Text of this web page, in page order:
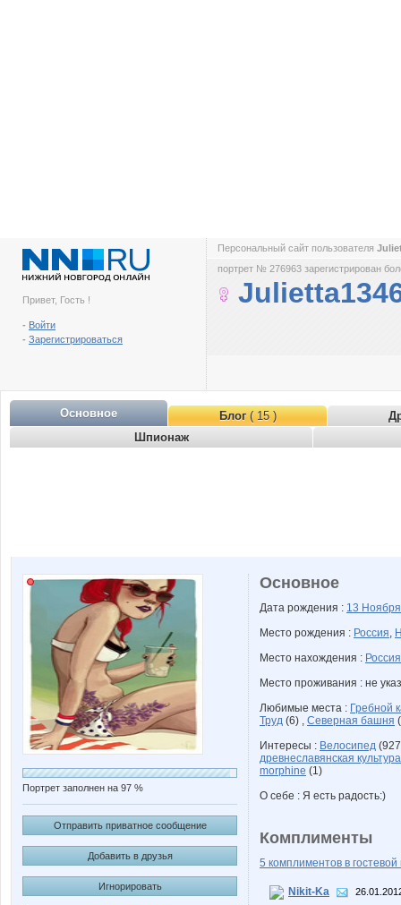
Привет, Гость !
- Войти
- Зарегистрироваться
Персональный сайт пользователя
портрет № 276963 зарегистрирован
Основное Блог( 15 )
Шпионаж
Портрет заполнен на 97 %
Отправить приватное сообщение
Добавить в друзья
Игнорировать
Основное
Дата рождения : 13
Место рождения : Россия,
Место нахождения : Россия
Место проживания : не
Любимые места : Гребной
Труд (6) , Северная башня
Интересы : Велосипед
древнеславянская культура
morphine (1)
О себе : Я есть радость:)
Комплименты
5 комплиментов в гостевой
Nikit-Ka